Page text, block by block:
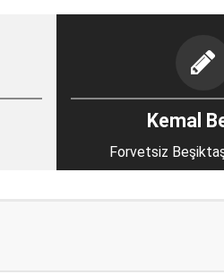
Kemal
Forvetsiz